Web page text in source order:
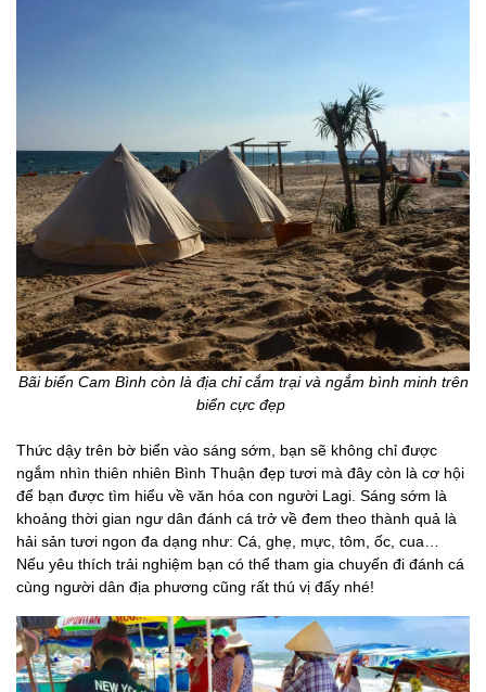
Bãi biển Cam Bình còn là địa chỉ cắm trại và ngắm bình minh trên
biển cực đẹp
Thức dậy trên bờ biển vào sáng sớm, bạn sẽ không chỉ được
ngắm nhìn thiên nhiên Bình Thuận đẹp tươi mà đây còn là cơ hội
để bạn được tìm hiểu về văn hóa con người Lagi. Sáng sớm là
khoảng thời gian ngư dân đánh cá trở về đem theo thành quả là
hải sản tươi ngon đa dạng như: Cá, ghẹ, mực, tôm, ốc, cua…
Nếu yêu thích trải nghiệm bạn có thể tham gia chuyến đi đánh cá
cùng người dân địa phương cũng rất thú vị đấy nhé!